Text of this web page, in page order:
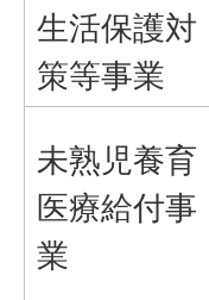
生活保護対
策等事業
未熟児養育
医療給付事
業